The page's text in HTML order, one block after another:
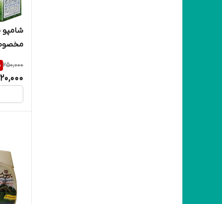
مخصوص
250,000